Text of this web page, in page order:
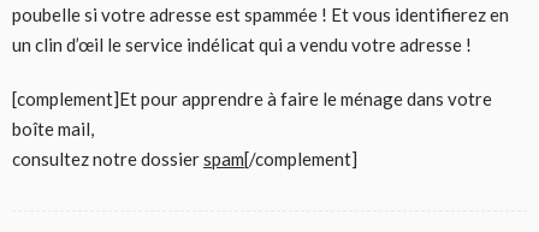
poubelle si votre adresse est spammée ! Et vous identifierez en
un clin d’œil le service indélicat qui a vendu votre adresse !
[complement]Et pour apprendre à faire le ménage dans votre
boîte mail,
consultez notre dossierspam[/complement]